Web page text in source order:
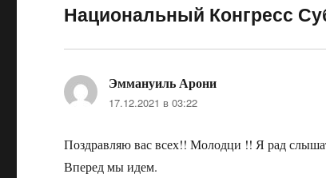
Национальный Конгресс
Эммануиль Арони
17.12.2021 в 03:22
Поздравляю вас всех!! Молодци !! Я рад
Вперед мы идем.